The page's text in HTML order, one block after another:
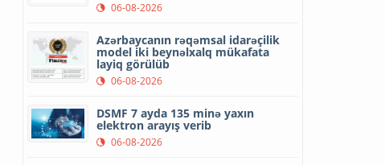
06-08-2026
Azərbaycanın rəqəmsal idarəçilik
model iki beynəlxalq mükafata
layiq görülüb
06-08-2026
DSMF 7 ayda 135 minə yaxın
elektron arayış verib
06-08-2026